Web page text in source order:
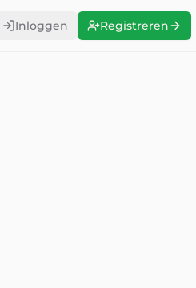
Inloggen Registreren